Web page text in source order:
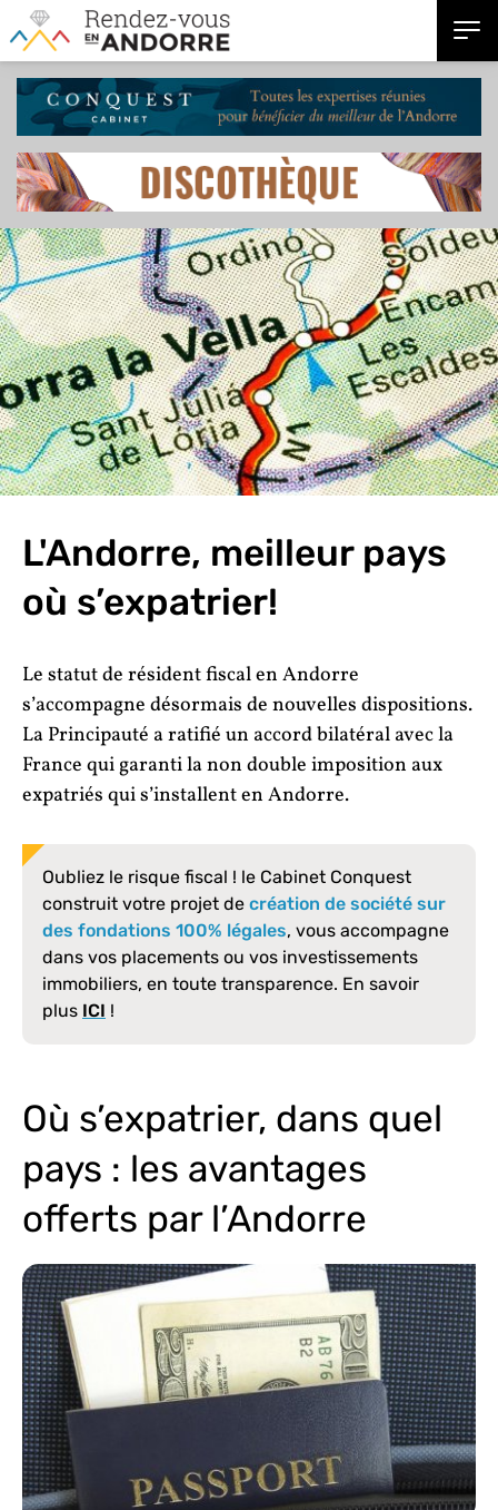
L'Andorre, meilleur pays
où s’expatrier!
Le statut de résident fiscal en Andorre
s’accompagne désormais de nouvelles dispositions.
La Principauté a ratifié un accord bilatéral avec la
France qui garanti la non double imposition aux
expatriés qui s’installent en Andorre.
Oubliez le risque fiscal ! le Cabinet Conquest
construit votre projet de création de société sur
des fondations 100% légales, vous accompagne
dans vos placements ou vos investissements
immobiliers, en toute transparence. En savoir
plus ICI !
Où s’expatrier, dans quel
pays : les avantages
offerts par l’Andorre